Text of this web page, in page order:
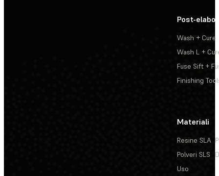
Post-
Wash + Cure
Wash L +
Fuse Sift +
Finishing
Materiali
Resine SLA
Polveri SLS
Uso